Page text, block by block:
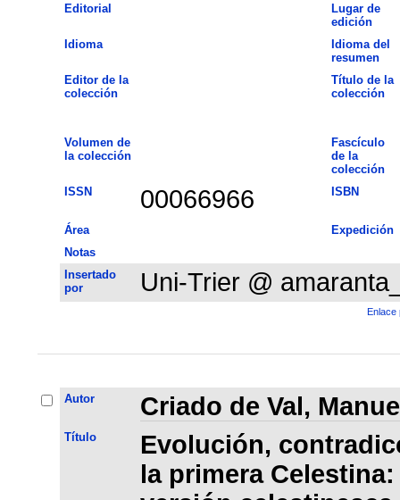
Editorial
Lugar de
edición
Idioma
Idioma del
resumen
Editor de la
colección
Título de la
colección
Volumen de
la colección
Fascículo
de la
colección
ISSN
00066966 ISBN
Área
Expedición
Notas
Insertado
por
Uni-Trier @
Enlace
Autor Criado de Val,
Título
Evolución,
la primera